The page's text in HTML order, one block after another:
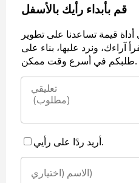
قم بأبداء رأيك بالأسفل
قيمة تساعدنا على تطوير
ونرد عليها، بناء على
طلبكم في أسرع وقت ممكن.
أريد ردًا على رأيي.